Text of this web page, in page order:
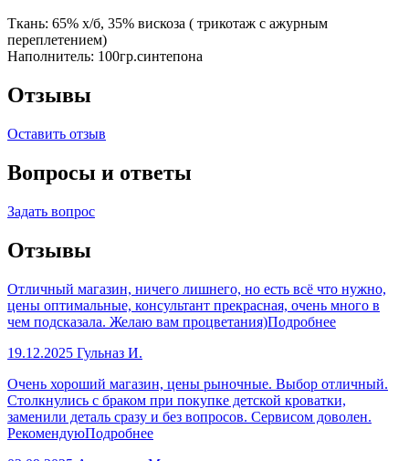
Ткань: 65% х/б, 35% вискоза ( трикотаж с ажурным
переплетением)
Наполнитель: 100гр.синтепона
Отзывы
Оставить отзыв
Вопросы и ответы
Задать вопрос
Отзывы
Отличный магазин, ничего лишнего, но есть всё что нужно,
цены оптимальные, консультант прекрасная, очень много в
чем подсказала. Желаю вам процветания)Подробнее
19.12.2025 Гульназ И.
Очень хороший магазин, цены рыночные. Выбор отличный.
Столкнулись с браком при покупке детской кроватки,
заменили деталь сразу и без вопросов. Сервисом доволен.
РекомендуюПодробнее